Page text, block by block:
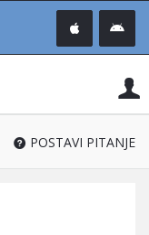
®
POSTAVI PITANJE